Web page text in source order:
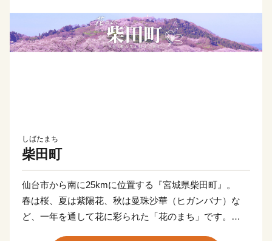
しばたまち
柴田町
仙台市から南に25kmに位置する『宮城県柴田町』。
春は桜、夏は紫陽花、秋は曼珠沙華（ヒガンバナ）な
ど、一年を通して花に彩られた「花のまち」です。